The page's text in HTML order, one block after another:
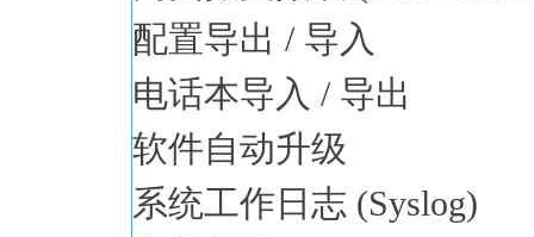
配置导出 / 导入
电话本导入 / 导出
软件自动升级
系统工作日志 (Syslog)